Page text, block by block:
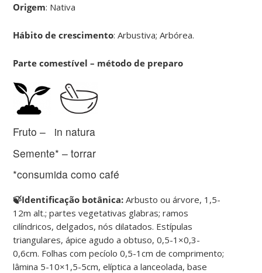
Origem: Nativa
Hábito de crescimento: Arbustiva; Arbórea.
Parte comestível – método de preparo
Fruto – in natura
Semente* – torrar
*consumida como café
🍃Identificação botânica:Arbusto ou árvore, 1,5-
12m alt.; partes vegetativas glabras; ramos
cilíndricos, delgados, nós dilatados. Estípulas
triangulares, ápice agudo a obtuso, 0,5-1×0,3-
0,6cm. Folhas com pecíolo 0,5-1cm de comprimento;
lâmina 5-10×1,5-5cm, elíptica a lanceolada, base